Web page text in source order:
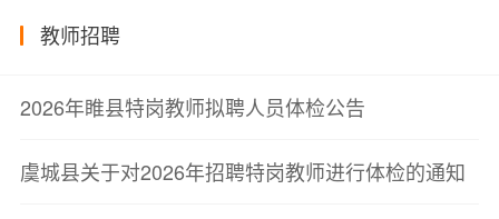
教师招聘
2026年睢县特岗教师拟聘人员体检公告
虞城县关于对2026年招聘特岗教师进行体检的通知